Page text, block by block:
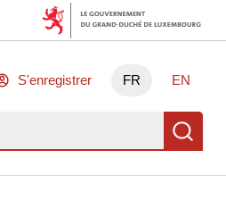
S'enregistrer FR EN